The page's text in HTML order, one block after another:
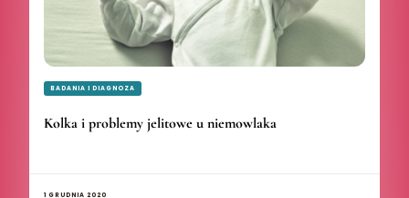
BADANIA I DIAGNOZA
Kolka i problemy jelitowe u niemowlaka
1 GRUDNIA 2020